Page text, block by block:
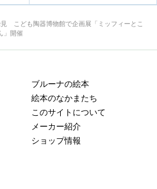
こども陶器博物館で企画展「ミッフィーとこ
」開催
ブルーナの絵本
絵本のなかまたち
このサイトについて
メーカー紹介
ショップ情報